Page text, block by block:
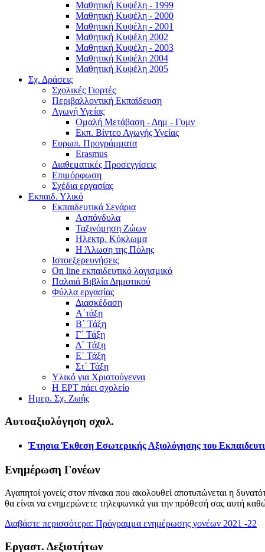
Μαθητική Κυψέλη - 1999
Μαθητική Κυψέλη - 2000
Μαθητική Κυψέλη - 2001
Μαθητική Κυψέλη 2002
Μαθητική Κυψέλη - 2003
Μαθητική Κυψέλη 2004
Μαθητική Κυψέλη 2005
Σχ. Δράσεις
Σχολικές Γιορτές
Περιβαλλοντική Εκπαίδευση
Αγωγή Υγείας
Ομαλή Μετάβαση - Δημ - Γυμν
Εκπ. Βίντεο Αγωγής Υγείας
Ευρωπ. Προγράμματα
Erasmus
Διαθεματικές Προσεγγίσεις
Επιμόρφωση
Σχέδια εργασίας
Εκπαιδ. Υλικό
Εκπαιδευτικά Σενάρια
Ασπόνδυλα
Ταξινόμηση Ζώων
Ηλεκτρ. Κύκλωμα
Η Άλωση της Πόλης
Ιστοεξερευνήσεις
On line εκπαιδευτικό λογισμικό
Παλαιά Βιβλία Δημοτικού
Φύλλα εργασίας
Διασκέδαση
Α΄τάξη
Β΄ Τάξη
Γ΄ Τάξη
Δ΄ Τάξη
Ε΄ Τάξη
Στ΄ Τάξη
Υλικό για Χριστούγεννα
Η ΕΡΤ πάει σχολείο
Ημερ. Σχ. Ζωής
Αυτοαξιολόγηση σχολ.
Έτησια Έκθεση Εσωτερικής Αξιολόγησης του
Ενημέρωση Γονέων
Αγαπητοί γονείς στον πίνακα που ακολουθεί αποτυπώνεται η
θα είναι να ενημερώνετε τηλεφωνικά για την πρόθεσή σας αυτή
Διαβάστε περισσότερα: Πρόγραμμα ενημέρωσης γονέων 2021 -22
Εργαστ. Δεξιοτήτων